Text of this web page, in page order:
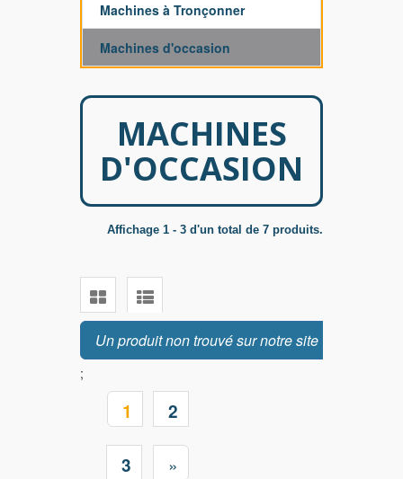
Machines à Tronçonner
Machines d'occasion
MACHINES
D'OCCASION
Affichage 1 - 3 d'un total de 7 produits.
Un produit non trouvé sur notre site ?
;
1 2
3 »